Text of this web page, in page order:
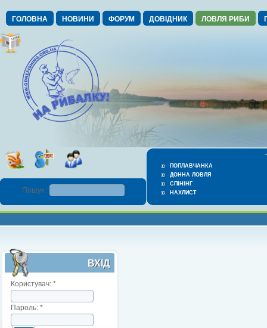
ГОЛОВНА НОВИНИ ФОРУМ ДОВІДНИК ЛОВЛЯ РИБИ
ПОПЛАВЧАНКА
ДОННА ЛОВЛЯ
СПІНІНГ
НАХЛИСТ
Пошук :
ВХІД
Користувач: *
Пароль: *